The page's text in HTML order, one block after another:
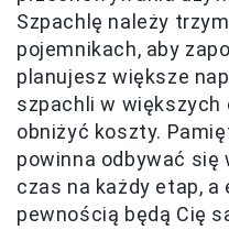
Szpachlę należy
pojemnikach, aby
planujesz większe
szpachli w większych
obniżyć koszty.
powinna odbywać
czas na każdy etap,
pewnością będą Cię